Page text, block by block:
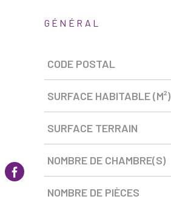
GÉNÉRAL
Caractérisque Valeurs
CODE POSTAL
SURFACE HABITABLE (M²)
SURFACE TERRAIN
NOMBRE DE CHAMBRE(S)
NOMBRE DE PIÈCES